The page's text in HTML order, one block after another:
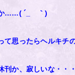
……( ´_ゝ｀)
て思ったらヘルキチ
刊か、寂しいな・・・